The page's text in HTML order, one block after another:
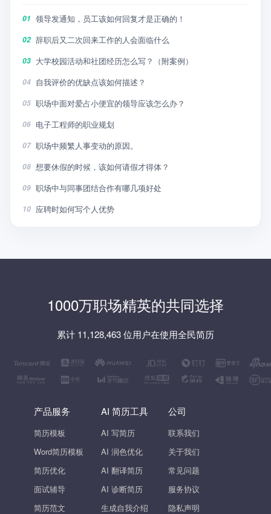
01 领导发通知，员工该如何回复才是正确的！
02 辞职后又二次回来工作的人会面临什么
03 大学校园活动和社团经历怎么写？（附案例）
04 自我评价的优缺点该如何描述？
05 职场中面对爱占小便宜的领导应该怎么办？
06 电子工程师的职业规划
07 职场中频繁人事变动的原因。
08 想要休假的时候，该如何请假才得体？
09 职场中与同事团结合作有哪几项好处
10 应聘时如何写个人优势
1000万职场精英的共同选择
累计 11,128,463 位用户在使用全民简历
产品服务
简历模板
Word简历模板
简历优化
面试辅导
简历范文
AI 简历工具
AI 写简历
AI 润色优化
AI 翻译简历
AI 诊断简历
生成自我介绍
公司
联系我们
关于我们
常见问题
服务协议
隐私声明